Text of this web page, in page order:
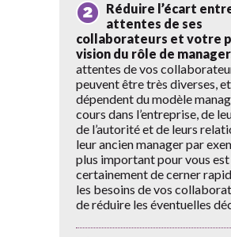
Réduire l’écart
attentes de ses
collaborateurs et votre
vision du rôle de
attentes de vos
peuvent être très diverses, et
dépendent du modèle
cours dans l’entreprise, de
de l’autorité et de leurs
leur ancien manager par
plus important pour vous est
certainement de cerner
les besoins de vos
de réduire les éventuelles